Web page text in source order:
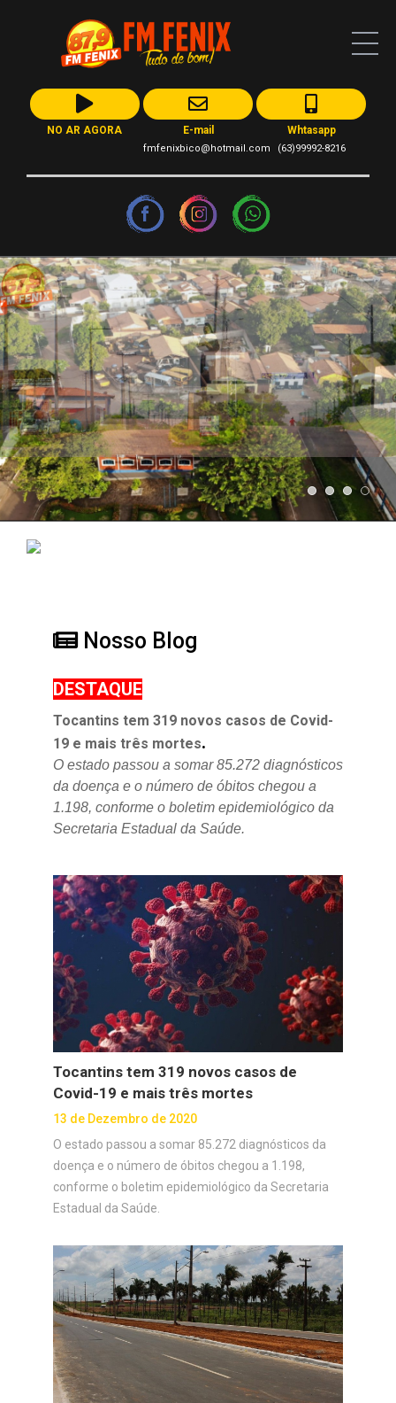
NO AR AGORA E-mail
fmfenixbico@hotmail.com
Whtasapp
(63)99992-8216
Nosso Blog
DESTAQUE
Tocantins tem 319 novos casos de Covid-
19 e mais três mortes.
O estado passou a somar 85.272 diagnósticos
da doença e o número de óbitos chegou a
1.198, conforme o boletim epidemiológico da
Secretaria Estadual da Saúde.
Tocantins tem 319 novos casos de
Covid-19 e mais três mortes
13 de Dezembro de 2020
O estado passou a somar 85.272 diagnósticos da
doença e o número de óbitos chegou a 1.198,
conforme o boletim epidemiológico da Secretaria
Estadual da Saúde.